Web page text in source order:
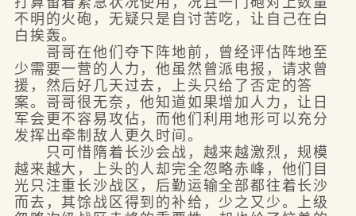
不明的火砲，无疑只是自讨苦吃，让自己在白
白挨轰。
哥哥在他们夺下阵地前，曾经评估阵地至
少需要一营的人力，他虽然曾派电报，请求曾
援，然后好几天过去，上头只给了否定的答
案。哥哥很无奈，他知道如果增加人力，让日
军会更不容易攻佔，而他们利用地形可以充分
发挥出牵制敌人更久时间。
只可惜隋着长沙会战，越来越激烈，规模
越来越大，上头的人却完全忽略赤峰，他们目
光只注重长沙战区，后勤运输全部都往着长沙
而去，其馀战区得到的补给，少之又少。上级